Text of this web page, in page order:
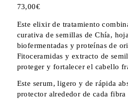
73,00€
Este elixir de tratamiento
curativa de semillas de Chía,
biofermentadas y proteínas de
Fitoceramidas y extracto de
proteger y fortalecer el cabello
Este serum, ligero y de rápida
protector alrededor de cada